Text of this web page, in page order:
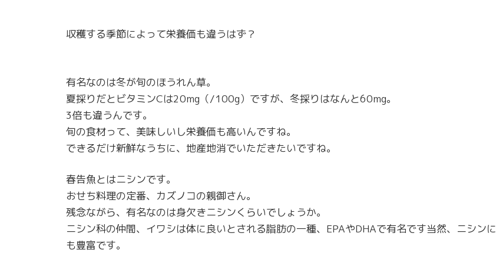
収穫する季節によって栄養価も違うはず？
有名なのは冬が旬のほうれん草。
夏採りだとビタミンCは20mg（/100g）ですが、冬採りはなんと60mg。
3倍も違うんです。
旬の食材って、美味しいし栄養価も高いんですね。
できるだけ新鮮なうちに、地産地消でいただきたいですね。
春告魚とはニシンです。
おせち料理の定番、カズノコの親御さん。
残念ながら、有名なのは身欠きニシンくらいでしょうか。
ニシン科の仲間、イワシは体に良いとされる脂肪の一種、EPAやDHAで有名です当然、ニシンに
も豊富です。